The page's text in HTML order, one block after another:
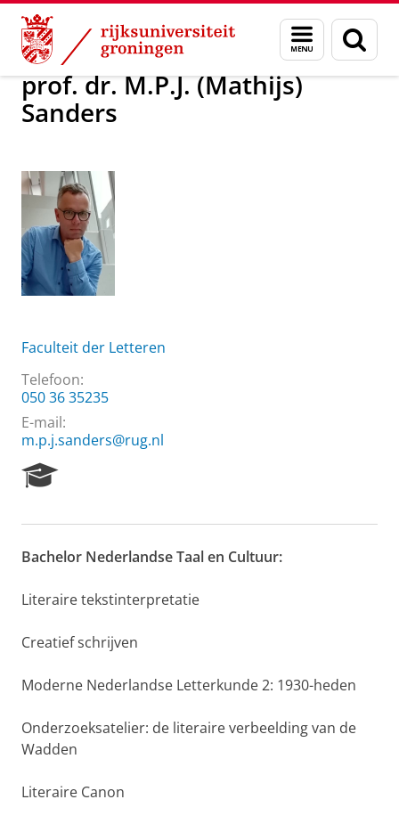
Skip
Content
Skip
Navigation
Menu
en
zoeken
Over ons prof. dr. M.P.J. (Mathijs) Sanders
prof. dr. M.P.J. (Mathijs)
Sanders
Faculteit der Letteren
Telefoon:
050 36 35235
E-mail:
m.p.j.sanders@rug.nl
e
r
h
o
r
a
Bachelor Nederlandse Taal en Cultuur:
Literaire tekstinterpretatie
Creatief schrijven
Moderne Nederlandse Letterkunde 2: 1930-heden
Onderzoeksatelier: de literaire verbeelding van de
Wadden
Literaire Canon